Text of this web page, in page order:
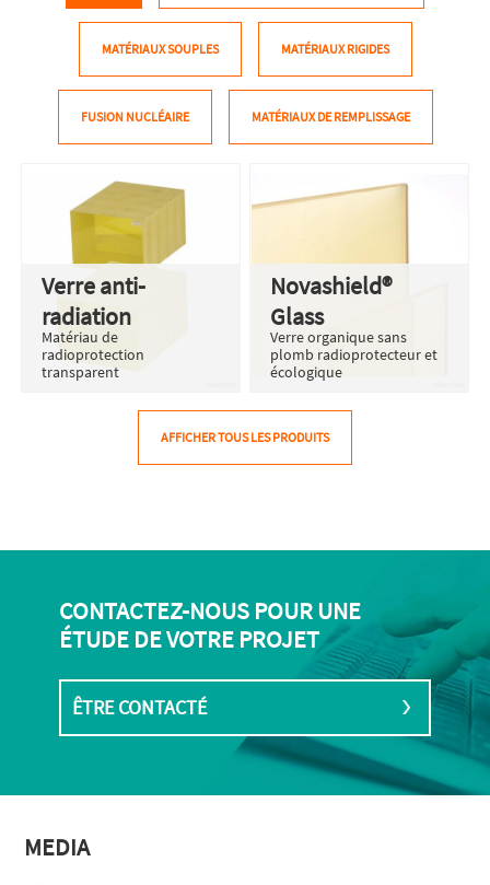
MATÉRIAUX SOUPLES MATÉRIAUX RIGIDES
FUSION NUCLÉAIRE MATÉRIAUX DE REMPLISSAGE
Verre anti-
radiation
Matériau de
radioprotection
transparent
Novashield®
Glass
Verre organique sans
plomb radioprotecteur et
écologique
AFFICHER TOUS LES PRODUITS
CONTACTEZ-NOUS POUR UNE
ÉTUDE DE VOTRE PROJET
ÊTRE CONTACTÉ
MEDIA